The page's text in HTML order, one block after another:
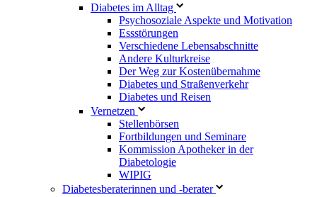
Diabetes im Alltag
Psychosoziale Aspekte und Motivation
Essstörungen
Verschiedene Lebensabschnitte
Andere Kulturkreise
Der Weg zur Kostenübernahme
Diabetes und Straßenverkehr
Diabetes und Reisen
Vernetzen
Stellenbörsen
Fortbildungen und Seminare
Kommission Apotheker in der
Diabetologie
WIPIG
Diabetesberaterinnen und -berater